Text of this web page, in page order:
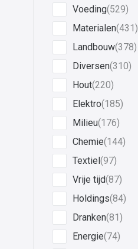
Voeding(529)
Materialen(431)
Landbouw(378)
Diversen(310)
Hout(220)
Elektro(185)
Milieu(176)
Chemie(144)
Textiel(97)
Vrije tijd(87)
Holdings(84)
Dranken(81)
Energie(74)